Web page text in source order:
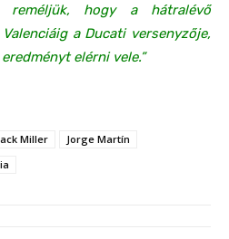
reméljük, hogy a hátralévő
a Ducati versenyzője,
elérni vele.”
Miller
Jorge Martín